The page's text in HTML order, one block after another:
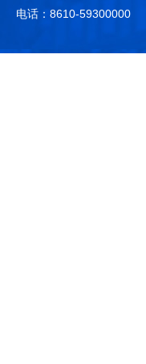
电话：8610-59300000